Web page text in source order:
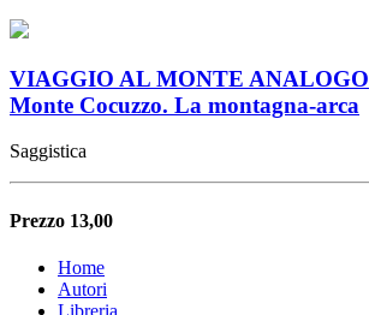
VIAGGIO AL MONTE ANALOGO
Monte Cocuzzo. La montagna-arca
Saggistica
Prezzo 13,00
Home
Autori
Libreria